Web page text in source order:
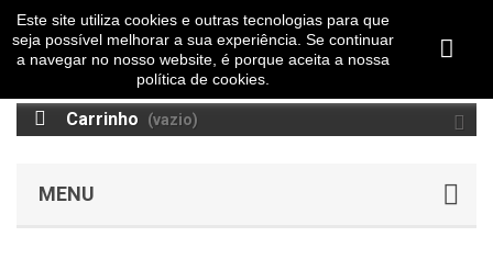
Carrinho (vazio)
MENU
Este site utiliza cookies e outras tecnologias para que
seja possível melhorar a sua experiência. Se continuar
a navegar no nosso website, é porque aceita a nossa
política de cookies.